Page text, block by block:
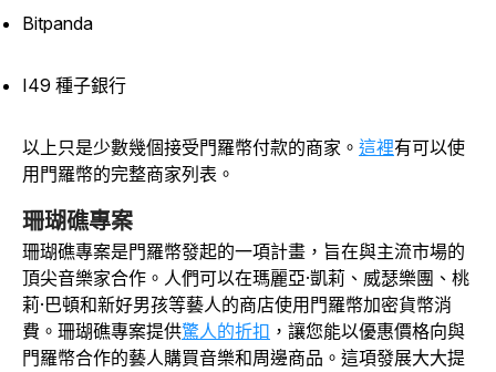
Bitpanda
I49 種子銀行
以上只是少數幾個接受門羅幣付款的商家。 這裡有可以使
用門羅幣的完整商家列表。
珊瑚礁專案
珊瑚礁專案是門羅幣發起的一項計畫，旨在與主流市場的
頂尖音樂家合作。人們可以在瑪麗亞·凱莉、威瑟樂團、桃
莉·巴頓和新好男孩等藝人的商店使用門羅幣加密貨幣消
費。珊瑚礁專案提供驚人的折扣 ，讓您能以優惠價格向與
門羅幣合作的藝人購買音樂和周邊商品。這項發展大大提